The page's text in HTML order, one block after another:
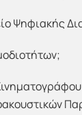
Ψηφιακής